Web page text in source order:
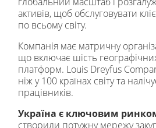
активів, щоб обслуговувати
по всьому світу.
Компанія має матричну
що включає шість
платформ. Louis Dreyfus
ніж у 100 країнах світу та
працівників.
Україна є ключовим
створили потужну мережу